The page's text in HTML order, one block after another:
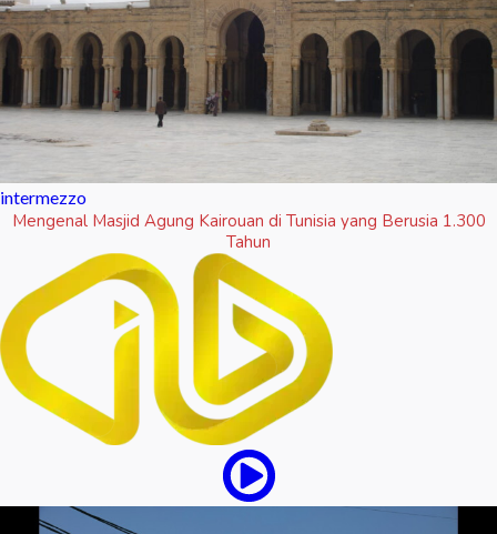
intermezzo
Mengenal Masjid Agung Kairouan di Tunisia yang Berusia 1.300
Tahun